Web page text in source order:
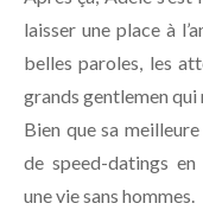
laisser une place à
belles paroles, les
grands gentlemen qui
Bien que sa
de speed-datings
une vie sans hommes.